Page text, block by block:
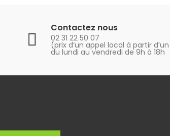
Contactez nous
02 31 22 50 07
(prix d’un appel local à partir
du lundi au vendredi de 9h à 18h